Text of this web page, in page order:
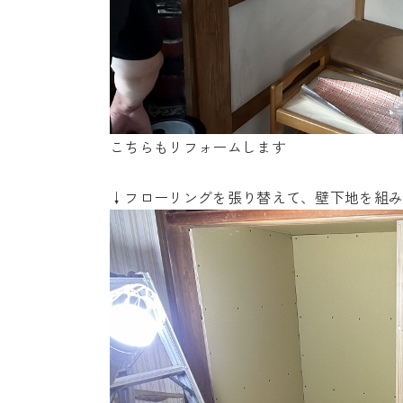
こちらもリフォームします
↓フローリングを張り替えて、壁下地を組